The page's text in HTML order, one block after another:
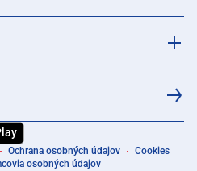
Ochrana osobných údajov
Cookies
osobných údajov